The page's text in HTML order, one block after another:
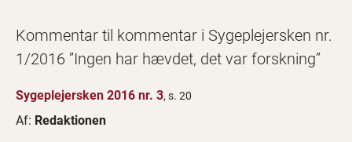
Kommentar til kommentar i Sygeplejersken nr.
1/2016 ”Ingen har hævdet, det var forskning”
Sygeplejersken 2016 nr. 3, s. 20
Af: Redaktionen